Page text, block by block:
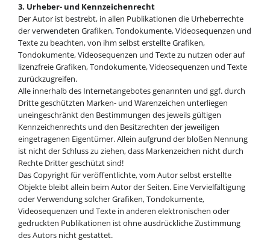
3. Urheber- und Kennzeichenrecht
Der Autor ist bestrebt, in allen Publikationen die Urheberrechte
der verwendeten Grafiken, Tondokumente, Videosequenzen und
Texte zu beachten, von ihm selbst erstellte Grafiken,
Tondokumente, Videosequenzen und Texte zu nutzen oder auf
lizenzfreie Grafiken, Tondokumente, Videosequenzen und Texte
zurückzugreifen.
Alle innerhalb des Internetangebotes genannten und ggf. durch
Dritte geschützten Marken- und Warenzeichen unterliegen
uneingeschränkt den Bestimmungen des jeweils gültigen
Kennzeichenrechts und den Besitzrechten der jeweiligen
eingetragenen Eigentümer. Allein aufgrund der bloßen Nennung
ist nicht der Schluss zu ziehen, dass Markenzeichen nicht durch
Rechte Dritter geschützt sind!
Das Copyright für veröffentlichte, vom Autor selbst erstellte
Objekte bleibt allein beim Autor der Seiten. Eine Vervielfältigung
oder Verwendung solcher Grafiken, Tondokumente,
Videosequenzen und Texte in anderen elektronischen oder
gedruckten Publikationen ist ohne ausdrückliche Zustimmung
des Autors nicht gestattet.